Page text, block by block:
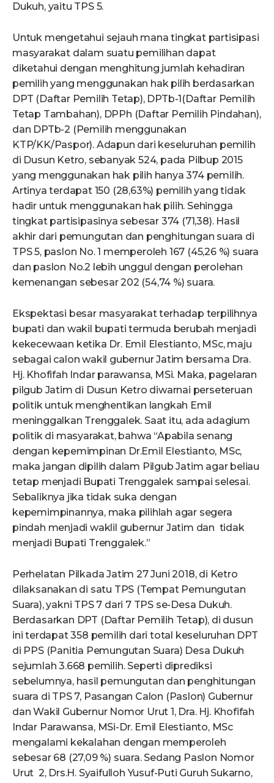
Dukuh, yaitu TPS 5.
Untuk mengetahui sejauh mana tingkat partisipasi
masyarakat dalam suatu pemilihan dapat
diketahui dengan menghitung jumlah kehadiran
pemilih yang menggunakan hak pilih berdasarkan
DPT (Daftar Pemilih Tetap), DPTb-1(Daftar Pemilih
Tetap Tambahan), DPPh (Daftar Pemilih Pindahan),
dan DPTb-2 (Pemilih menggunakan
KTP/KK/Paspor). Adapun dari keseluruhan pemilih
di Dusun Ketro, sebanyak 524, pada Pilbup 2015
yang menggunakan hak pilih hanya 374 pemilih.
Artinya terdapat 150 (28,63%) pemilih yang tidak
hadir untuk menggunakan hak pilih. Sehingga
tingkat partisipasinya sebesar 374 (71,38). Hasil
akhir dari pemungutan dan penghitungan suara di
TPS 5, paslon No. 1 memperoleh 167 (45,26 %) suara
dan paslon No.2 lebih unggul dengan perolehan
kemenangan sebesar 202 (54,74 %) suara.
Ekspektasi besar masyarakat terhadap terpilihnya
bupati dan wakil bupati termuda berubah menjadi
kekecewaan ketika Dr. Emil Elestianto, MSc, maju
sebagai calon wakil gubernur Jatim bersama Dra.
Hj. Khofifah Indar parawansa, MSi. Maka, pagelaran
pilgub Jatim di Dusun Ketro diwarnai perseteruan
politik untuk menghentikan langkah Emil
meninggalkan Trenggalek. Saat itu, ada adagium
politik di masyarakat, bahwa “Apabila senang
dengan kepemimpinan Dr.Emil Elestianto, MSc,
maka jangan dipilih dalam Pilgub Jatim agar beliau
tetap menjadi Bupati Trenggalek sampai selesai.
Sebaliknya jika tidak suka dengan
kepemimpinannya, maka pilihlah agar segera
pindah menjadi waklil gubernur Jatim dan tidak
menjadi Bupati Trenggalek.”
Perhelatan Pilkada Jatim 27 Juni 2018, di Ketro
dilaksanakan di satu TPS (Tempat Pemungutan
Suara), yakni TPS 7 dari 7 TPS se-Desa Dukuh.
Berdasarkan DPT (Daftar Pemilih Tetap), di dusun
ini terdapat 358 pemilih dari total keseluruhan DPT
di PPS (Panitia Pemungutan Suara) Desa Dukuh
sejumlah 3.668 pemilih. Seperti diprediksi
sebelumnya, hasil pemungutan dan penghitungan
suara di TPS 7, Pasangan Calon (Paslon) Gubernur
dan Wakil Gubernur Nomor Urut 1, Dra. Hj. Khofifah
Indar Parawansa, MSi-Dr. Emil Elestianto, MSc
mengalami kekalahan dengan memperoleh
sebesar 68 (27,09 %) suara. Sedang Paslon Nomor
Urut 2, Drs.H. Syaifulloh Yusuf-Puti Guruh Sukarno,